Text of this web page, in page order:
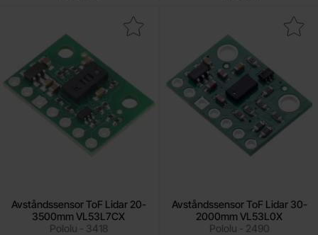
Avståndssensor ToF Lidar 20-
3500mm VL53L7CX
Pololu - 3418
ToF Lidar 20-3500mm VL53L7CX som favorit
Avståndssensor ToF Lidar 30-
2000mm VL53L0X
Pololu - 2490
Makera avståndssensor ToF Lidar